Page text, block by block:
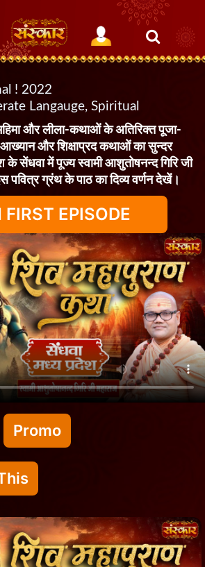
! 2022
Langauge, Spiritual
और लीला-कथाओं के अतिरिक्त पूजा-
आख्यान और शिक्षाप्रद कथाओं का सुन्दर
सेंधवा में पूज्य स्वामी आशुतोषनन्द गिरि जी
इस पवित्र ग्रंथ के पाठ का दिव्य वर्णन देखें।
FIRST EPISODE
Promo